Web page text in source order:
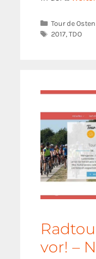
Kategorien
Tour de Osten
Schlagwörter
2017,TDO
vor! –